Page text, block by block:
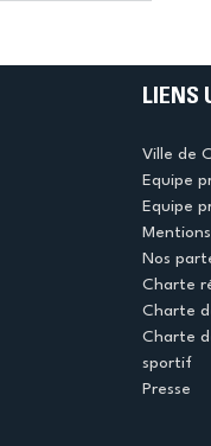
LIENS
Ville de
Equipe
Equipe
Nos
Charte
Charte
Charte
sportif
Presse